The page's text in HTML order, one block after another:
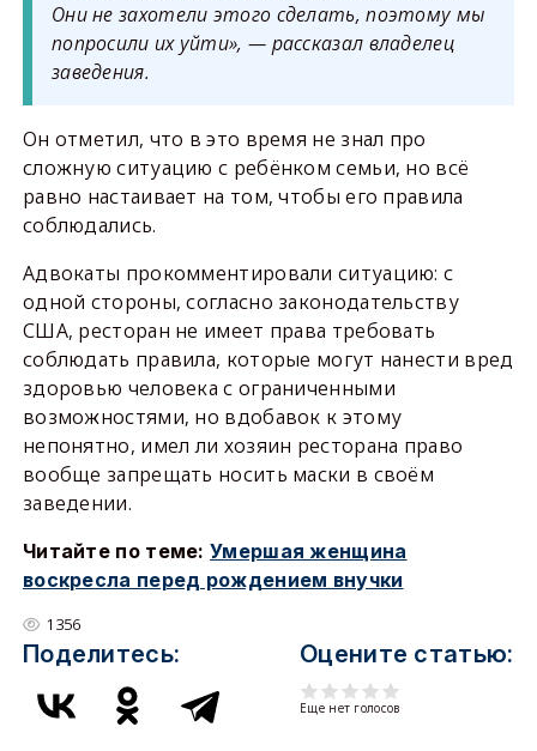
Они не захотели этого сделать, поэтому мы
попросили их уйти», — рассказал владелец
заведения.
Он отметил, что в это время не знал про
сложную ситуацию с ребёнком семьи, но всё
равно настаивает на том, чтобы его правила
соблюдались.
Адвокаты прокомментировали ситуацию: с
одной стороны, согласно законодательству
США, ресторан не имеет права требовать
соблюдать правила, которые могут нанести вред
здоровью человека с ограниченными
возможностями, но вдобавок к этому
непонятно, имел ли хозяин ресторана право
вообще запрещать носить маски в своём
заведении.
Читайте по теме:Умершая женщина
воскресла перед рождением внучки
1356
Поделитесь: Оцените статью:
Еще нет голосов